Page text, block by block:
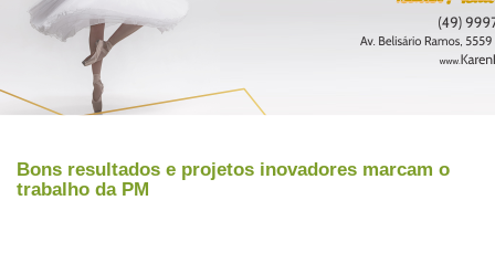
Bons resultados e projetos inovadores marcam o
trabalho da PM